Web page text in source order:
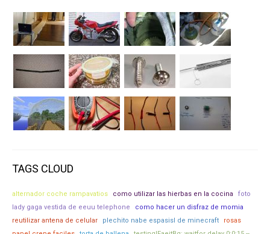
TAGS CLOUD
alternador coche rampavatios como utilizar las hierbas en la cocina
foto
lady gaga vestida de eeuu telephone
como hacer un disfraz de momia
reutilizar antena de celular
plechito nabe espasisl de minecraft
rosas